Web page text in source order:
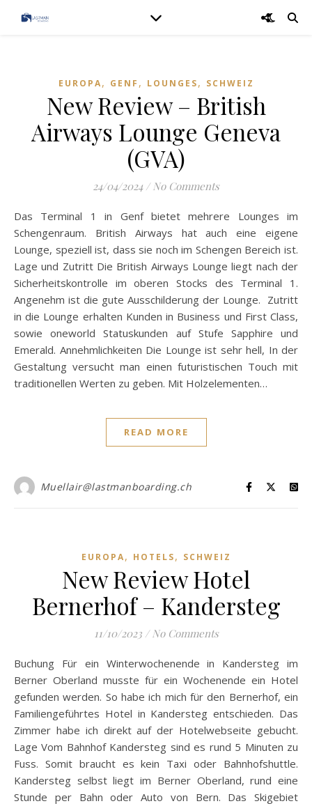
EUROPA, GENF , LOUNGES, SCHWEIZ
New Review – British
Airways Lounge Geneva
(GVA)
24/04/2024 / No Comments
Das Terminal 1 in Genf bietet mehrere Lounges im
Schengenraum. British Airways hat auch eine eigene
Lounge, speziell ist, dass sie noch im Schengen Bereich ist.
Lage und Zutritt Die British Airways Lounge liegt nach der
Sicherheitskontrolle im oberen Stocks des Terminal 1.
Angenehm ist die gute Ausschilderung der Lounge. Zutritt
in die Lounge erhalten Kunden in Business und First Class,
sowie oneworld Statuskunden auf Stufe Sapphire und
Emerald. Annehmlichkeiten Die Lounge ist sehr hell, In der
Gestaltung versucht man einen futuristischen Touch mit
traditionellen Werten zu geben. Mit Holzelementen…
READ MORE
Muellair@lastmanboarding.ch
EUROPA, HOTELS, SCHWEIZ
New Review Hotel
Bernerhof – Kandersteg
11/10/2023 / No Comments
Buchung Für ein Winterwochenende in Kandersteg im
Berner Oberland musste für ein Wochenende ein Hotel
gefunden werden. So habe ich mich für den Bernerhof, ein
Familiengeführtes Hotel in Kandersteg entschieden. Das
Zimmer habe ich direkt auf der Hotelwebseite gebucht.
Lage Vom Bahnhof Kandersteg sind es rund 5 Minuten zu
Fuss. Somit braucht es kein Taxi oder Bahnhofshuttle.
Kandersteg selbst liegt im Berner Oberland, rund eine
Stunde per Bahn oder Auto von Bern. Das Skigebiet